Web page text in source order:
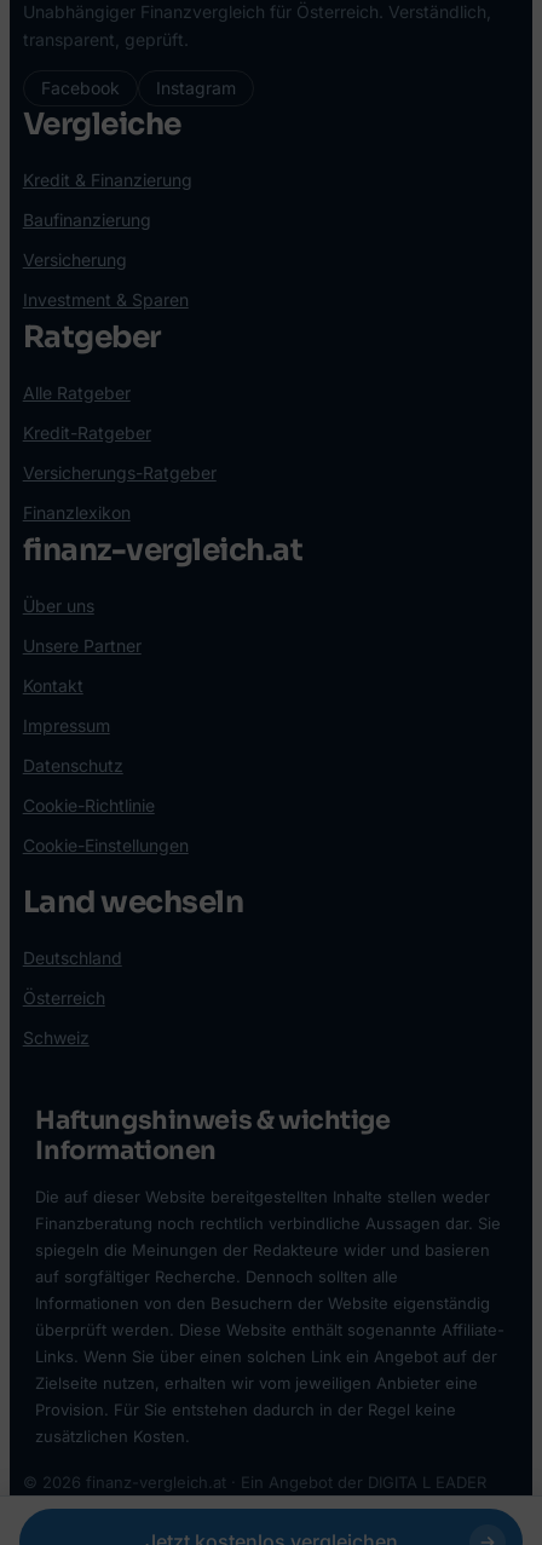
Unabhängiger Finanzvergleich für Österreich. Verständlich,
transparent, geprüft.
Facebook Instagram
Vergleiche
Kredit & Finanzierung
Baufinanzierung
Versicherung
Investment & Sparen
Ratgeber
Alle Ratgeber
Kredit-Ratgeber
Versicherungs-Ratgeber
Finanzlexikon
finanz-vergleich.at
Über uns
Unsere Partner
Kontakt
Impressum
Datenschutz
Cookie-Richtlinie
Cookie-Einstellungen
Land wechseln
Deutschland
Österreich
Schweiz
Haftungshinweis & wichtige
Informationen
Die auf dieser Website bereitgestellten Inhalte stellen weder
Finanzberatung noch rechtlich verbindliche Aussagen dar. Sie
spiegeln die Meinungen der Redakteure wider und basieren
auf sorgfältiger Recherche. Dennoch sollten alle
Informationen von den Besuchern der Website eigenständig
überprüft werden. Diese Website enthält sogenannte Affiliate-
Links. Wenn Sie über einen solchen Link ein Angebot auf der
Zielseite nutzen, erhalten wir vom jeweiligen Anbieter eine
Provision. Für Sie entstehen dadurch in der Regel keine
zusätzlichen Kosten.
© 2026 finanz-vergleich.at · Ein Angebot der DIGITA L EADER
GMBH
Sicher, dank SSL-Verschlüsselung